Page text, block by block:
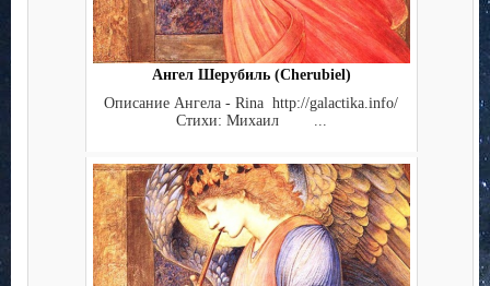
Ангел Шерубиль (Cherubiel)
Описание Ангела - Rina http://galactika.info/
Стихи: Михаил ...